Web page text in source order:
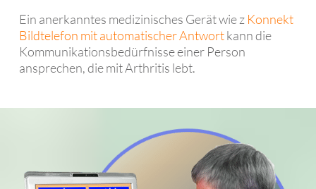
Ein anerkanntes medizinisches Gerät wie z Konnekt
Bildtelefon mit automatischer Antwortkann die
Kommunikationsbedürfnisse einer Person
ansprechen, die mit Arthritis lebt.